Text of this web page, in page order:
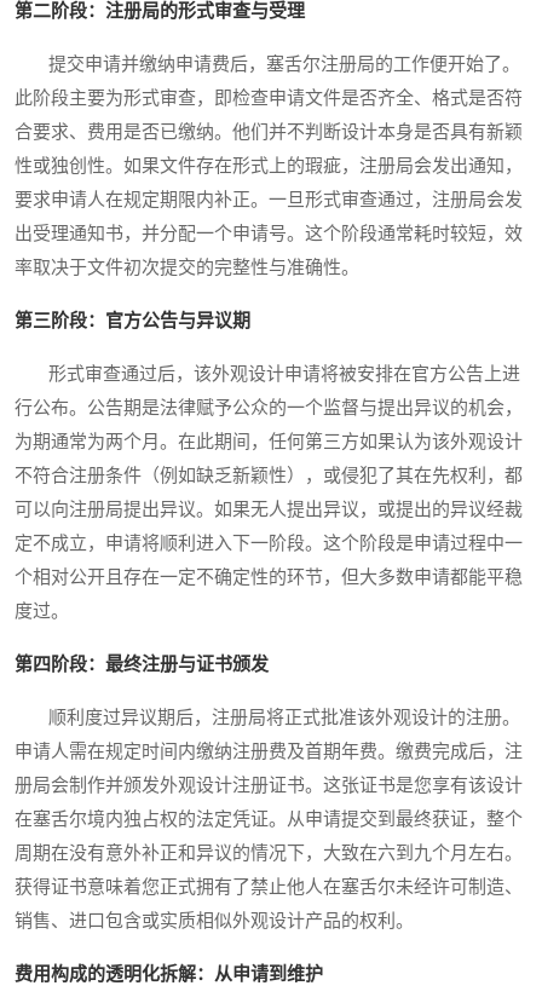
第二阶段：注册局的形式审查与受理
提交申请并缴纳申请费后，塞舌尔注册局的工作便开始了。
此阶段主要为形式审查，即检查申请文件是否齐全、格式是否符
合要求、费用是否已缴纳。他们并不判断设计本身是否具有新颖
性或独创性。如果文件存在形式上的瑕疵，注册局会发出通知，
要求申请人在规定期限内补正。一旦形式审查通过，注册局会发
出受理通知书，并分配一个申请号。这个阶段通常耗时较短，效
率取决于文件初次提交的完整性与准确性。
第三阶段：官方公告与异议期
形式审查通过后，该外观设计申请将被安排在官方公告上进
行公布。公告期是法律赋予公众的一个监督与提出异议的机会，
为期通常为两个月。在此期间，任何第三方如果认为该外观设计
不符合注册条件（例如缺乏新颖性），或侵犯了其在先权利，都
可以向注册局提出异议。如果无人提出异议，或提出的异议经裁
定不成立，申请将顺利进入下一阶段。这个阶段是申请过程中一
个相对公开且存在一定不确定性的环节，但大多数申请都能平稳
度过。
第四阶段：最终注册与证书颁发
顺利度过异议期后，注册局将正式批准该外观设计的注册。
申请人需在规定时间内缴纳注册费及首期年费。缴费完成后，注
册局会制作并颁发外观设计注册证书。这张证书是您享有该设计
在塞舌尔境内独占权的法定凭证。从申请提交到最终获证，整个
周期在没有意外补正和异议的情况下，大致在六到九个月左右。
获得证书意味着您正式拥有了禁止他人在塞舌尔未经许可制造、
销售、进口包含或实质相似外观设计产品的权利。
费用构成的透明化拆解：从申请到维护